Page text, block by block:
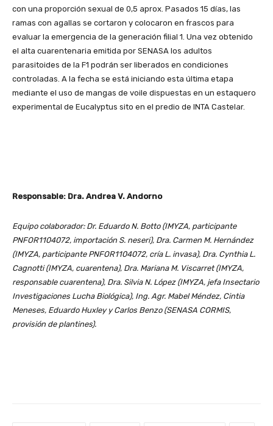
con una proporción sexual de 0,5 aprox. Pasados 15 días, las
ramas con agallas se cortaron y colocaron en frascos para
evaluar la emergencia de la generación filial 1. Una vez obtenido
el alta cuarentenaria emitida por SENASA los adultos
parasitoides de la F1 podrán ser liberados en condiciones
controladas. A la fecha se está iniciando esta última etapa
mediante el uso de mangas de voile dispuestas en un estaquero
experimental de Eucalyptus sito en el predio de INTA Castelar.
Responsable: Dra. Andrea V. Andorno
Equipo colaborador: Dr. Eduardo N. Botto (IMYZA, participante
PNFOR1104072, importación S. neseri), Dra. Carmen M. Hernández
(IMYZA, participante PNFOR1104072, cría L. invasa), Dra. Cynthia L.
Cagnotti (IMYZA, cuarentena), Dra. Mariana M. Viscarret (IMYZA,
responsable cuarentena), Dra. Silvia N. López (IMYZA, jefa Insectario
Investigaciones Lucha Biológica), Ing. Agr. Mabel Méndez, Cintia
Meneses, Eduardo Huxley y Carlos Benzo (SENASA CORMIS,
provisión de plantines).